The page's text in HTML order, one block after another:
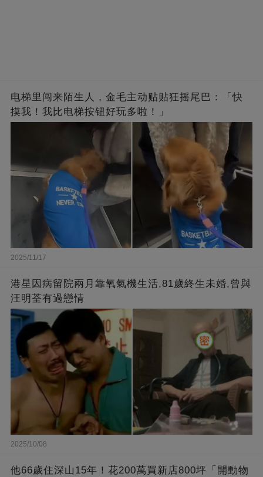
电梯里闯来陌生人，金毛主动贴贴狂摇尾巴：「快
摸我！我比电梯按钮好玩多啦！」
2025/11/17
港星因病留院兩月靠氧氣機生活,81歲終生未婚,曾與
汪明荃有過戀情
2025/10/08
他66歲住深山15年！花200萬買新店800坪「開動物